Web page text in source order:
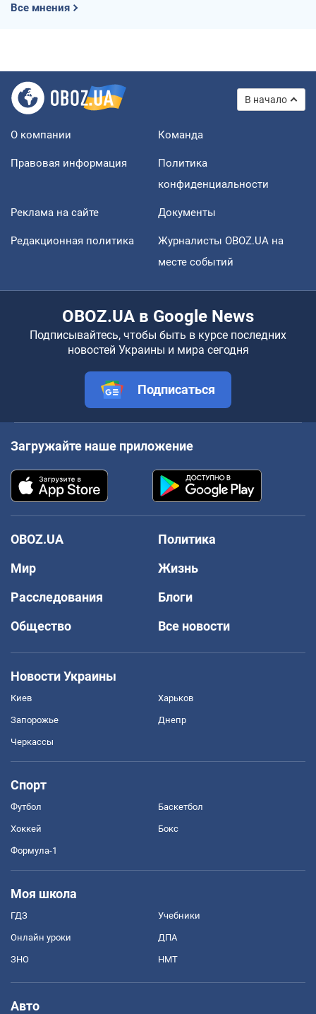
Все мнения
В начало
О компании Команда
Правовая информация
Политика
конфиденциальности
Реклама на сайте Документы
Редакционная политика
Журналисты OBOZ.UA на
месте событий
OBOZ.UA в Google News
Подписывайтесь, чтобы быть в курсе последних
новостей Украины и мира сегодня
Подписаться
Загружайте наше приложение
OBOZ.UA
Политика
Мир
Жизнь
Расследования
Блоги
Общество
Все новости
Новости Украины
Киев Харьков
Запорожье Днепр
Черкассы
Спорт
Футбол Баскетбол
Хоккей Бокс
Формула-1
Моя школа
ГДЗ Учебники
Онлайн уроки ДПА
ЗНО НМТ
Авто